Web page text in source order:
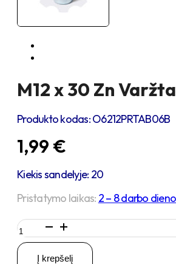
M12 x 30 Zn
Produkto kodas:O6212PRTAB06B
1,99 €
Kiekis sandelyje: 20
Pristatymo laikas: 2 – 8 darbo
produkto
kiekis:
M12
Į krepšelį